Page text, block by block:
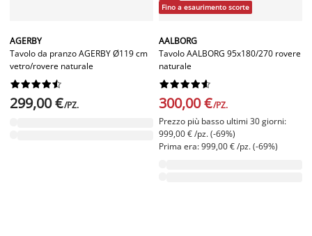
AGERBY
Tavolo da pranzo AGERBY Ø119 cm
vetro/rovere naturale






299,00 €/PZ.
Fino a esaurimento scorte
AALBORG
Tavolo AALBORG 95x180/270 rovere
naturale






300,00 €/PZ.
Prezzo più basso ultimi 30 giorni:
999,00 € /pz. (-69%)
Prima era: 999,00 € /pz. (-69%)